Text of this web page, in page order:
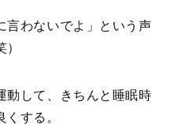
言わないでよ」という声
動して、きちんと睡眠時
する。